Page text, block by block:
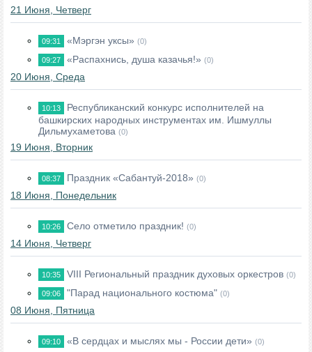
21 Июня, Четверг
09:31 «Мэргэн уксы» (0)
09:27 «Распахнись, душа казачья!» (0)
20 Июня, Среда
10:13
Республиканский конкурс исполнителей на
башкирских народных инструментах им. Ишмуллы
Дильмухаметовa (0)
19 Июня, Вторник
08:37 Праздник «Сабантуй-2018» (0)
18 Июня, Понедельник
10:26 Село отметило праздник! (0)
14 Июня, Четверг
10:35 VIII Региональный праздник духовых оркестров (0)
09:06 "Парад национального костюма" (0)
08 Июня, Пятница
09:10 «В сердцах и мыслях мы - России дети» (0)